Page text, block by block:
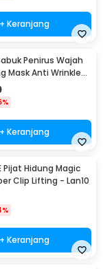
+ Keranjang
Penirus Wajah
Mask Anti Wrinkle
+ Keranjang
Pijat Hidung Magic
Clip Lifting - Lan10
+ Keranjang